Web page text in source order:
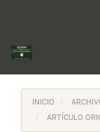
principal
Barra
lateral
INICIO
ARTÍCULO